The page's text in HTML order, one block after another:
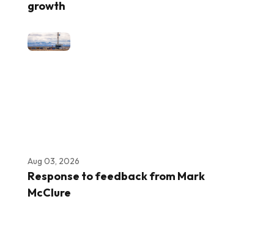
growth
Aug 03, 2026
Response to feedback from Mark
McClure